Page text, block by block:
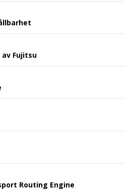
Fujitsu
Routing Engine